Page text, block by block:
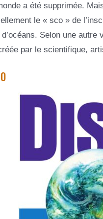
a été supprimée.
le « sco » de
Selon une autre
par le scientifique,